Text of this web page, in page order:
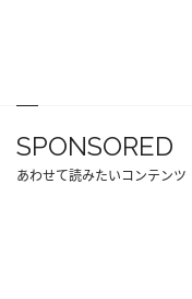
SPONSORED
あわせて読みたいコンテンツ